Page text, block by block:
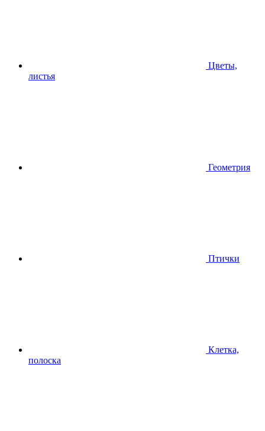
Цветы,
листья
Геометрия
Птички
Клетка,
полоска